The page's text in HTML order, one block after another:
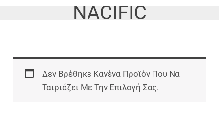
NACIFIC
Δεν Βρέθηκε Κανένα Προϊόν Που Να
Ταιριάζει Με Την Επιλογή Σας.